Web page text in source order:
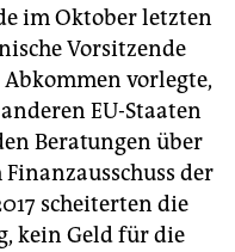
im Oktober letzten
Vorsitzende
vorlegte,
EU-Staaten
Beratungen über
der
scheiterten die
kein Geld für die